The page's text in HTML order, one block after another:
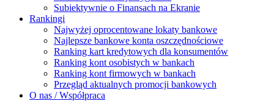
Subiektywnie o Finansach na Ekranie
Rankingi
Najwyżej oprocentowane lokaty bankowe
Najlepsze bankowe konta oszczędnościowe
Ranking kart kredytowych dla konsumentów
Ranking kont osobistych w bankach
Ranking kont firmowych w bankach
Przegląd aktualnych promocji bankowych
O nas / Współpraca